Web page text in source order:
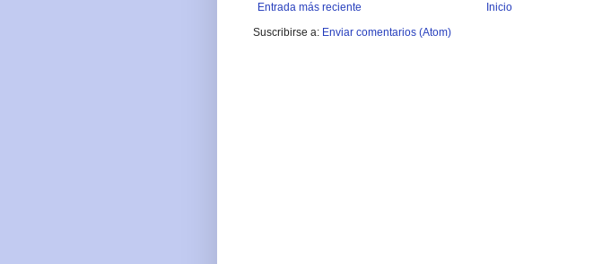
Entrada más reciente
Inicio
Suscribirse a: Enviar comentarios (Atom)